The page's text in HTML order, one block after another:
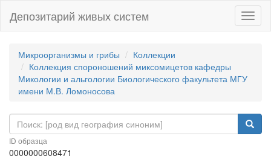
Депозитарий живых систем
Микроорганизмы и грибы
Коллекции
Коллекция спороношений миксомицетов кафедры
Микологии и альгологии Биологического факультета МГУ
имени М.В. Ломоносова
ID образца
0000000608471